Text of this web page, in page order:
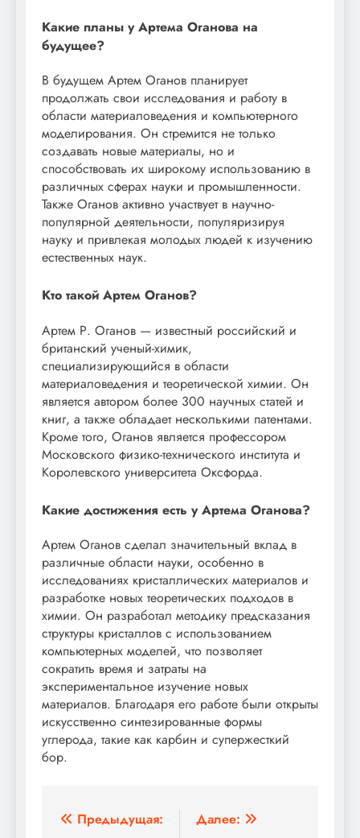
Какие планы у Артема Оганова на
будущее?
В будущем Артем Оганов планирует
продолжать свои исследования и работу в
области материаловедения и компьютерного
моделирования. Он стремится не только
создавать новые материалы, но и
способствовать их широкому использованию в
различных сферах науки и промышленности.
Также Оганов активно участвует в научно-
популярной деятельности, популяризируя
науку и привлекая молодых людей к изучению
естественных наук.
Кто такой Артем Оганов?
Артем Р. Оганов — известный российский и
британский ученый-химик,
специализирующийся в области
материаловедения и теоретической химии. Он
является автором более 300 научных статей и
книг, а также обладает несколькими патентами.
Кроме того, Оганов является профессором
Московского физико-технического института и
Королевского университета Оксфорда.
Какие достижения есть у Артема Оганова?
Артем Оганов сделал значительный вклад в
различные области науки, особенно в
исследованиях кристаллических материалов и
разработке новых теоретических подходов в
химии. Он разработал методику предсказания
структуры кристаллов с использованием
компьютерных моделей, что позволяет
сократить время и затраты на
экспериментальное изучение новых
материалов. Благодаря его работе были открыты
искусственно синтезированные формы
углерода, такие как карбин и супержесткий
бор.
Навигация
Предыдущая:
Далее: